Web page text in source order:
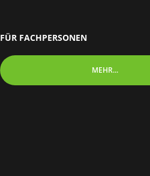
FÜR FACHPERSONEN
MEHR...